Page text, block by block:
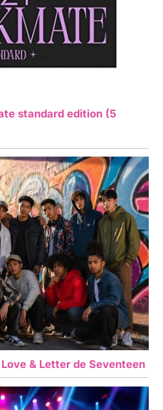
standard edition (5
& Letter de Seventeen